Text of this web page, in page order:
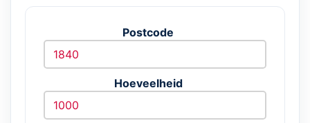
Postcode
Hoeveelheid